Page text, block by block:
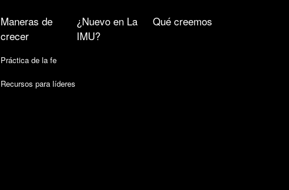
Maneras de
crecer
Práctica de la fe
Recursos para líderes
¿Nuevo en La
IMU?
Qué creemos